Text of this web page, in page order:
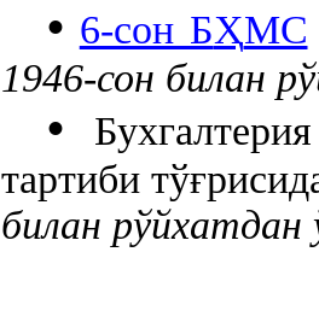
• 6-сон БҲМС
1946-сон билан
•
тартиби тўғ
билан рўйхатдан